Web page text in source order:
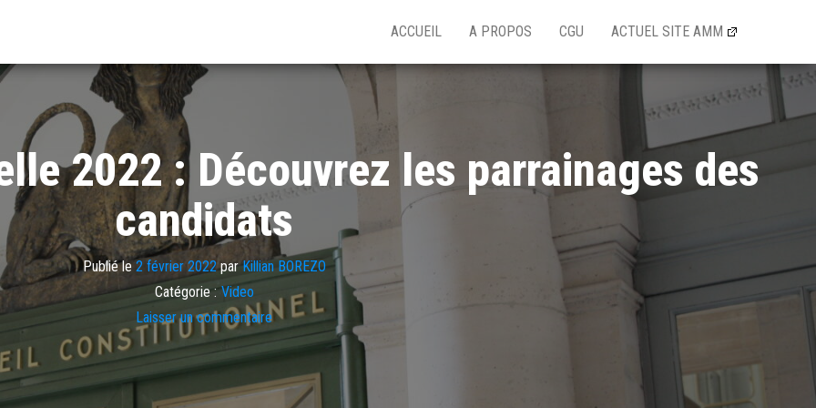
ACCUEIL A PROPOS CGU ACTUEL SITE AMM
2022 : Découvrez les parrainages des
candidats
Publié le2 février 2022parKillian BOREZO
Catégorie : Video
Laisser un commentaire